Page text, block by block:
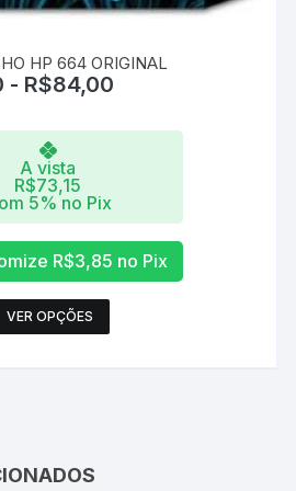
HP 664 ORIGINAL
- R$84,00
A vista
R$73,15
5% no Pix
R$3,85 no Pix
VER OPÇÕES
produto